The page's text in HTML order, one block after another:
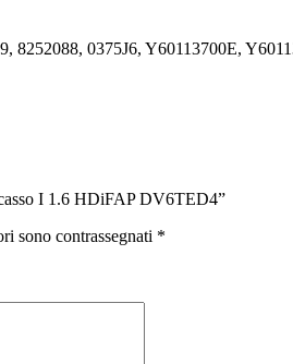
8252088, 0375J6, Y60113700E,
I 1.6 HDiFAP DV6TED4”
sono contrassegnati *